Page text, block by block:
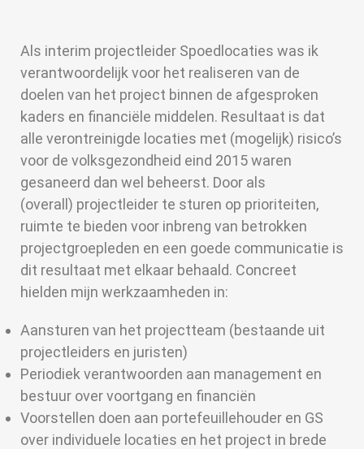
Als interim projectleider Spoedlocaties was ik
verantwoordelijk voor het realiseren van de
doelen van het project binnen de afgesproken
kaders en financiële middelen. Resultaat is dat
alle verontreinigde locaties met (mogelijk) risico’s
voor de volksgezondheid eind 2015 waren
gesaneerd dan wel beheerst. Door als
(overall) projectleider te sturen op prioriteiten,
ruimte te bieden voor inbreng van betrokken
projectgroepleden en een goede communicatie is
dit resultaat met elkaar behaald. Concreet
hielden mijn werkzaamheden in:
Aansturen van het projectteam (bestaande uit
projectleiders en juristen)
Periodiek verantwoorden aan management en
bestuur over voortgang en financiën
Voorstellen doen aan portefeuillehouder en GS
over individuele locaties en het project in brede